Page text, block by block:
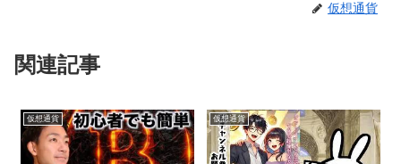
仮想通貨
関連記事
仮想通貨 仮想通貨